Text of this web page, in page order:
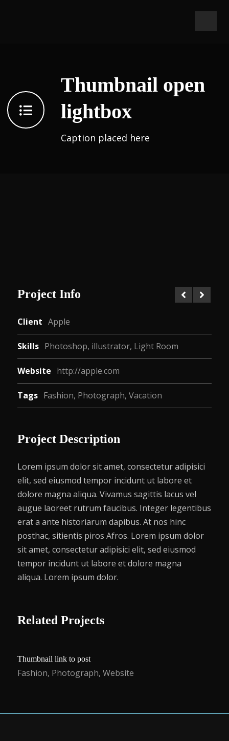
Thumbnail open
lightbox
Caption placed here
Project Info
Client Apple
Skills Photoshop, illustrator, Light Room
Website http://apple.com
Tags Fashion, Photograph, Vacation
Project Description
Lorem ipsum dolor sit amet, consectetur adipisici
elit, sed eiusmod tempor incidunt ut labore et
dolore magna aliqua. Vivamus sagittis lacus vel
augue laoreet rutrum faucibus. Integer legentibus
erat a ante historiarum dapibus. At nos hinc
posthac, sitientis piros Afros. Lorem ipsum dolor
sit amet, consectetur adipisici elit, sed eiusmod
tempor incidunt ut labore et dolore magna
aliqua. Lorem ipsum dolor.
Related Projects
Thumbnail link to post
Fashion, Photograph, Website